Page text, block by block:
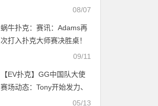
08/07
蜗牛扑克：赛讯：Adams再
次打入扑克大师赛决胜桌！
09/11
【EV扑克】GG中国队大使
赛场动态：Tony开始发力、
Andy转战MTT、茅人及状态
05/13